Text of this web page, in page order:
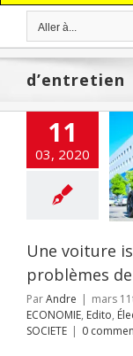
Aller à...
d’entretien
11
03, 2020
voiture
de
A LA UNE
ECONOMIE
SOCIETEUne voiture
problèmes
ParAndre | mars
ECONOMIE, Edito,
SOCIETE | 0